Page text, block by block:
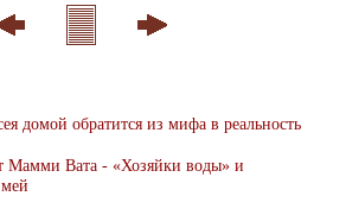
домой обратится из мифа в реальность
Мамми Вата - «Хозяйки воды» и